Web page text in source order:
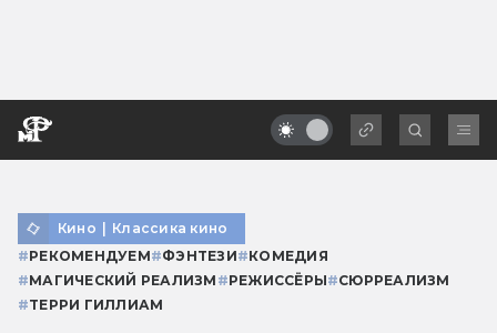
Кино | Классика кино
#РЕКОМЕНДУЕМ#ФЭНТЕЗИ#КОМЕДИЯ
#МАГИЧЕСКИЙ РЕАЛИЗМ #РЕЖИССЁРЫ#СЮРРЕАЛИЗМ
#ТЕРРИ ГИЛЛИАМ